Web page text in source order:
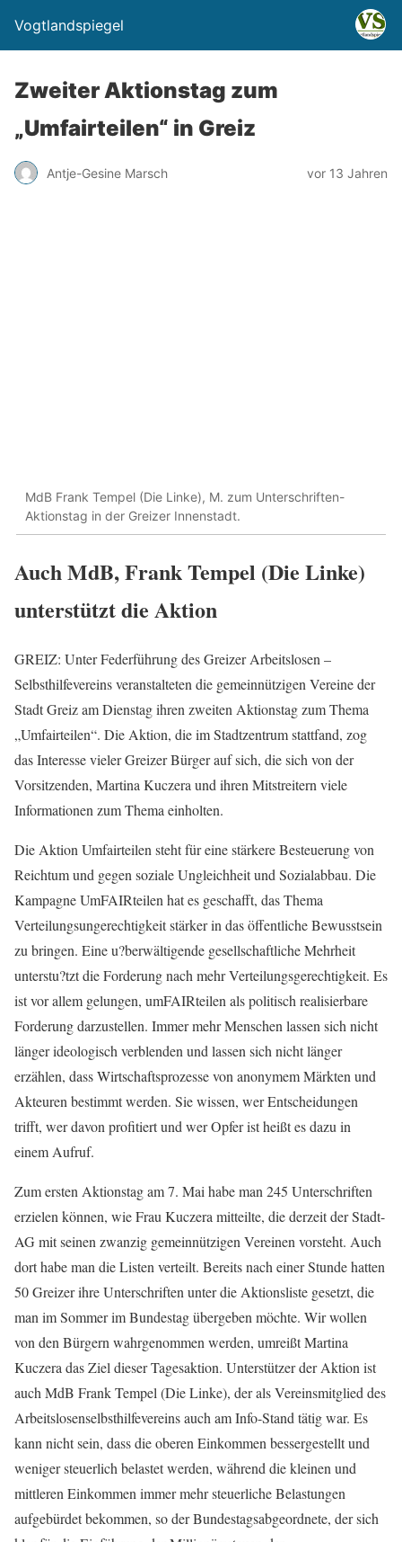
Vogtlandspiegel
Zweiter Aktionstag zum
„Umfairteilen“ in Greiz
Antje-Gesine Marsch vor 13 Jahren
MdB Frank Tempel (Die Linke), M. zum Unterschriften-
Aktionstag in der Greizer Innenstadt.
Auch MdB, Frank Tempel (Die Linke)
unterstützt die Aktion
GREIZ: Unter Federführung des Greizer Arbeitslosen –
Selbsthilfevereins veranstalteten die gemeinnützigen Vereine der
Stadt Greiz am Dienstag ihren zweiten Aktionstag zum Thema
„Umfairteilen“. Die Aktion, die im Stadtzentrum stattfand, zog
das Interesse vieler Greizer Bürger auf sich, die sich von der
Vorsitzenden, Martina Kuczera und ihren Mitstreitern viele
Informationen zum Thema einholten.
Die Aktion Umfairteilen steht für eine stärkere Besteuerung von
Reichtum und gegen soziale Ungleichheit und Sozialabbau. Die
Kampagne UmFAIRteilen hat es geschafft, das Thema
Verteilungsungerechtigkeit stärker in das öffentliche Bewusstsein
zu bringen. Eine u?berwältigende gesellschaftliche Mehrheit
unterstu?tzt die Forderung nach mehr Verteilungsgerechtigkeit. Es
ist vor allem gelungen, umFAIRteilen als politisch realisierbare
Forderung darzustellen. Immer mehr Menschen lassen sich nicht
länger ideologisch verblenden und lassen sich nicht länger
erzählen, dass Wirtschaftsprozesse von anonymem Märkten und
Akteuren bestimmt werden. Sie wissen, wer Entscheidungen
trifft, wer davon profitiert und wer Opfer ist heißt es dazu in
einem Aufruf.
Zum ersten Aktionstag am 7. Mai habe man 245 Unterschriften
erzielen können, wie Frau Kuczera mitteilte, die derzeit der Stadt-
AG mit seinen zwanzig gemeinnützigen Vereinen vorsteht. Auch
dort habe man die Listen verteilt. Bereits nach einer Stunde hatten
50 Greizer ihre Unterschriften unter die Aktionsliste gesetzt, die
man im Sommer im Bundestag übergeben möchte. Wir wollen
von den Bürgern wahrgenommen werden, umreißt Martina
Kuczera das Ziel dieser Tagesaktion. Unterstützer der Aktion ist
auch MdB Frank Tempel (Die Linke), der als Vereinsmitglied des
Arbeitslosenselbsthilfevereins auch am Info-Stand tätig war. Es
kann nicht sein, dass die oberen Einkommen bessergestellt und
weniger steuerlich belastet werden, während die kleinen und
mittleren Einkommen immer mehr steuerliche Belastungen
aufgebürdet bekommen, so der Bundestagsabgeordnete, der sich